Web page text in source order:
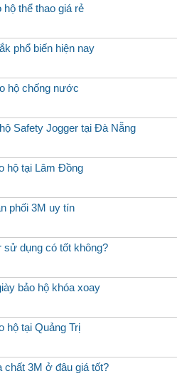
thể thao giá rẻ
phổ biến hiện nay
hộ chống nước
Safety Jogger tại Đà Nẵng
hộ tại Lâm Đồng
phối 3M uy tín
sử dụng có tốt không?
bảo hộ khóa xoay
hộ tại Quảng Trị
chất 3M ở đâu giá tốt?